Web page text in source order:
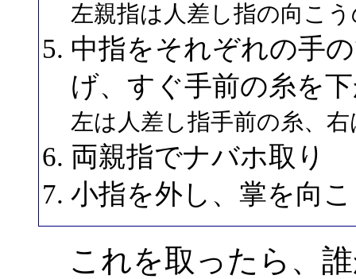
左親指は人差し指の向こ
中指をそれぞれの手
げ、すぐ手前の糸を
左は人差し指手前の糸、
両親指でナバホ取り
小指を外し、掌を向
これを取ったら、